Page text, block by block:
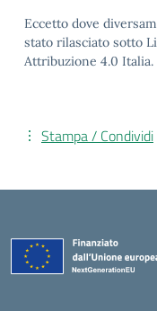
Eccetto dove
stato rilasciato sotto
Attribuzione 4.0 Italia.
Stampa / Condividi